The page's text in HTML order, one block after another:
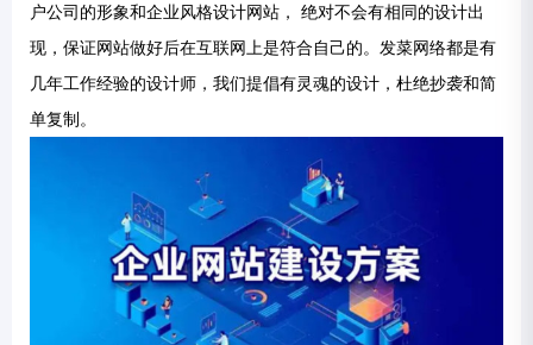
户公司的形象和企业风格设计网站， 绝对不会有相同的设计出
现，保证网站做好后在互联网上是符合自己的。发菜网络都是有
几年工作经验的设计师，我们提倡有灵魂的设计，杜绝抄袭和简
单复制。